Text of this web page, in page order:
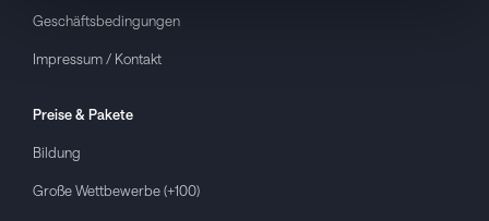
Geschäftsbedingungen
Impressum / Kontakt
Preise & Pakete
Bildung
Große Wettbewerbe (+100)